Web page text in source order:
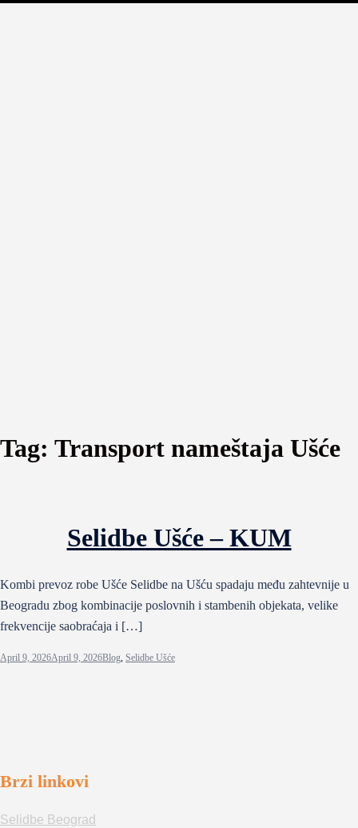
Tag: Transport nameštaja Ušće
Selidbe Ušće – KUM
Kombi prevoz robe Ušće Selidbe na Ušću spadaju među zahtevnije u
Beogradu zbog kombinacije poslovnih i stambenih objekata, velike
frekvencije saobraćaja i […]
April 9, 2026April 9, 2026Blog, Selidbe Ušće
Brzi linkovi
Selidbe Beograd